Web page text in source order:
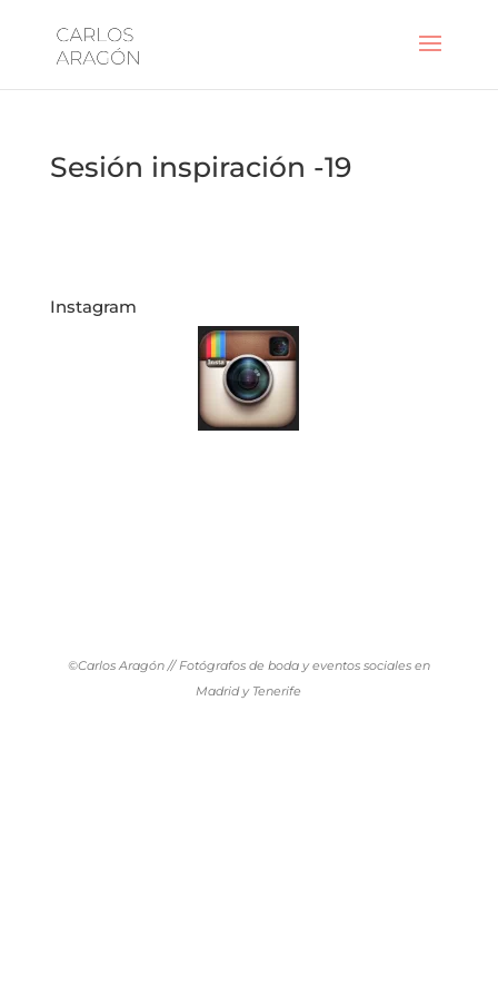
Sesión inspiración -19
Instagram
©Carlos Aragón // Fotógrafos de boda y eventos sociales en
Madrid y Tenerife